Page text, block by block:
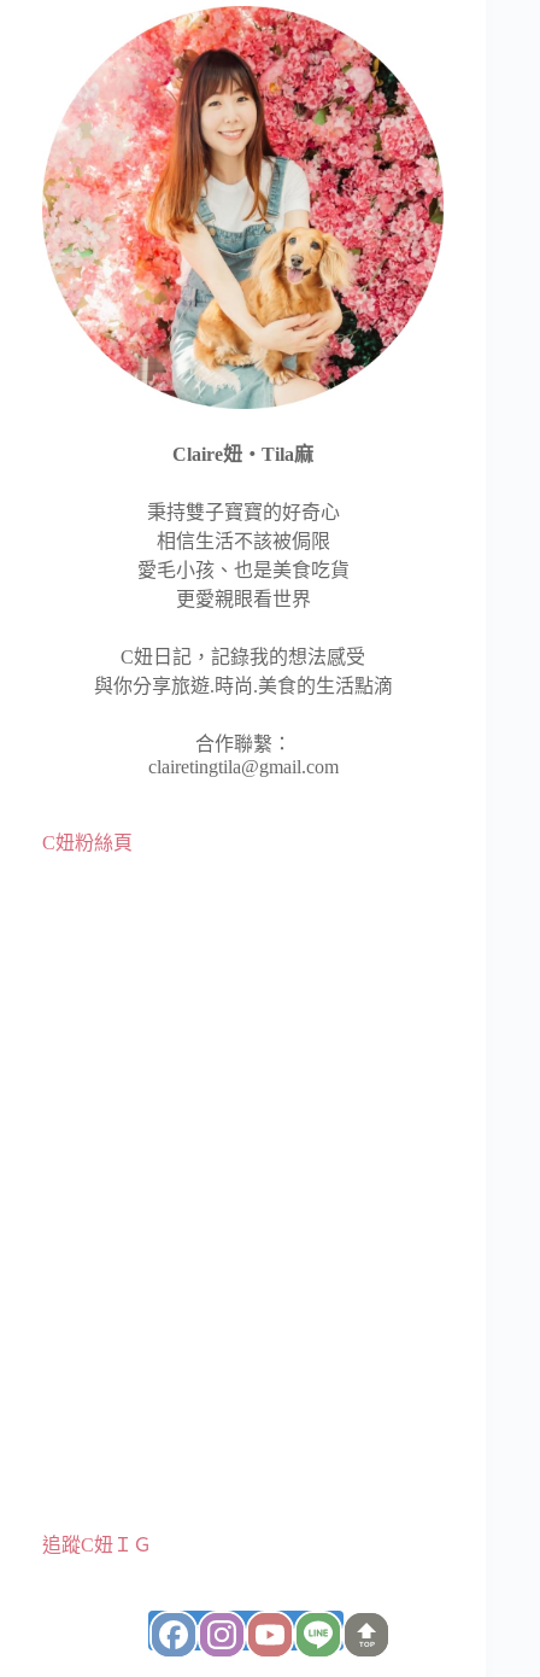
Claire妞‧Tila麻
秉持雙子寶寶的好奇心
相信生活不該被侷限
愛毛小孩、也是美食吃貨
更愛親眼看世界
C妞日記，記錄我的想法感受
與你分享旅遊.時尚.美食的生活點滴
合作聯繫：
clairetingtila@gmail.com
C妞粉絲頁
追蹤C妞ＩＧ
在 Instagram 上追蹤
TOP